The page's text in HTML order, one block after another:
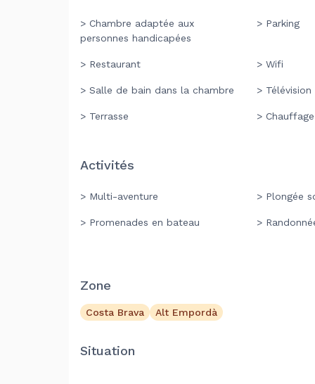
> Chambre adaptée aux
personnes handicapées
> Parking
> Restaurant > Wifi
> Salle de bain dans la chambre > Télévision
> Terrasse > Chauffage
Activités
> Multi-aventure > Plongée
> Promenades en bateau >
Zone
Costa Brava Alt Empordà
Situation